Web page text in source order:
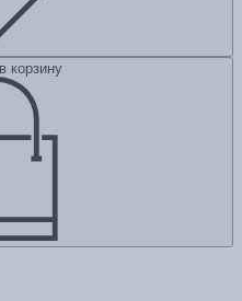
корзину